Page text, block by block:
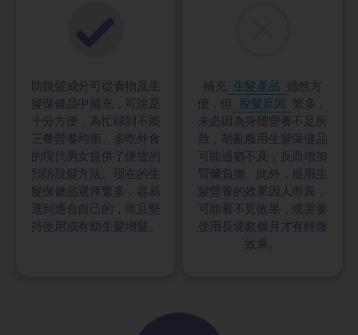
防脫髮成分可從食物及生
髮保健品中補充，可說是
十分方便，為忙碌到不能
三餐營養均衡、多吃外食
的現代男女提供了便捷的
預防脫髮方法。現在的生
髮保健品選擇繁多，容易
選到適合自己的，而且堅
持使用或有助生髮增髮。
補充 生髮產品 雖然方
便，但
脫髮原因
繁多，
未必因為身體營養不足所
致，胡亂服用生髮保健品
可能過猶不及，反而增加
腎臟負擔。此外，服用生
髮營養的效果因人而異，
可能看不見效果，或需要
使用長達數個月才有輕微
效果。